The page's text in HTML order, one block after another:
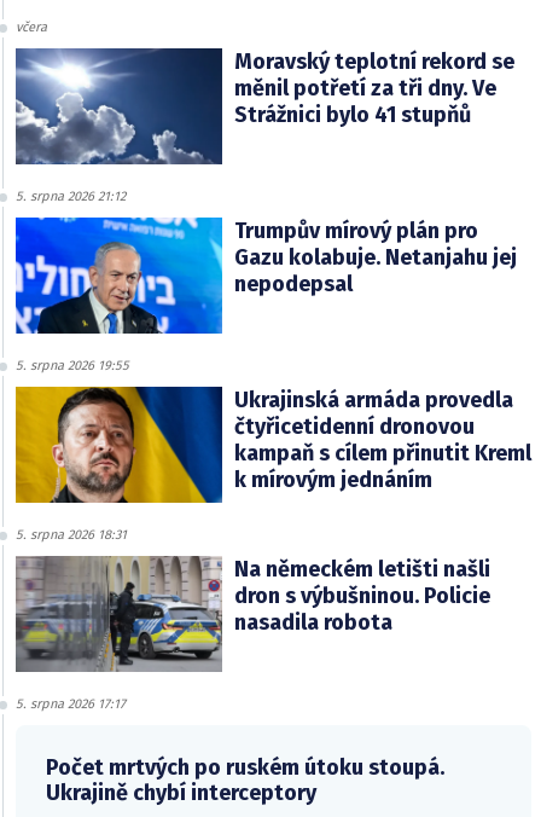
včera
Moravský teplotní rekord se
měnil potřetí za tři dny. Ve
Strážnici bylo 41 stupňů
5. srpna 2026 21:12
Trumpův mírový plán pro
Gazu kolabuje. Netanjahu jej
nepodepsal
5. srpna 2026 19:55
Ukrajinská armáda provedla
čtyřicetidenní dronovou
kampaň s cílem přinutit Kreml
k mírovým jednáním
5. srpna 2026 18:31
Na německém letišti našli
dron s výbušninou. Policie
nasadila robota
5. srpna 2026 17:17
Počet mrtvých po ruském útoku stoupá.
Ukrajině chybí interceptory